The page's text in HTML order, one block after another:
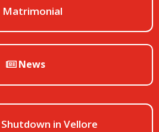
Matrimonial
News
in Vellore